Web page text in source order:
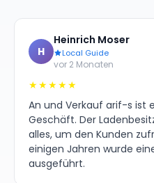
H
Heinrich Moser
Local Guide
vor 2 Monaten
★★★★★
An und Verkauf arif-s ist
Geschäft. Der
alles, um den Kunden
einigen Jahren wurde
ausgeführt.